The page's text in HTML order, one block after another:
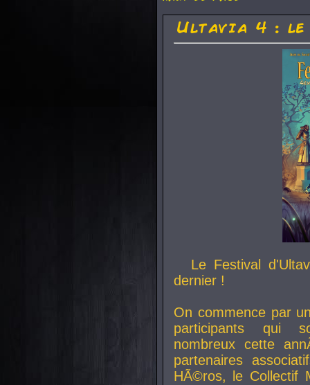
Ultavia 4 :
Le Festival
dernier !
On commence par
participants qui
nombreux cette
partenaires
HÃ©ros, le Collectif